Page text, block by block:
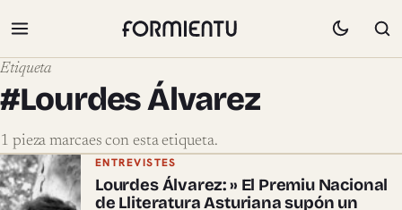
Etiqueta
#Lourdes Álvarez
1 pieza marcaes con esta etiqueta.
Pieces marcaes con #Lourdes Álvarez
ENTREVISTES
Lourdes Álvarez: » El Premiu Nacional
de Lliteratura Asturiana supón un